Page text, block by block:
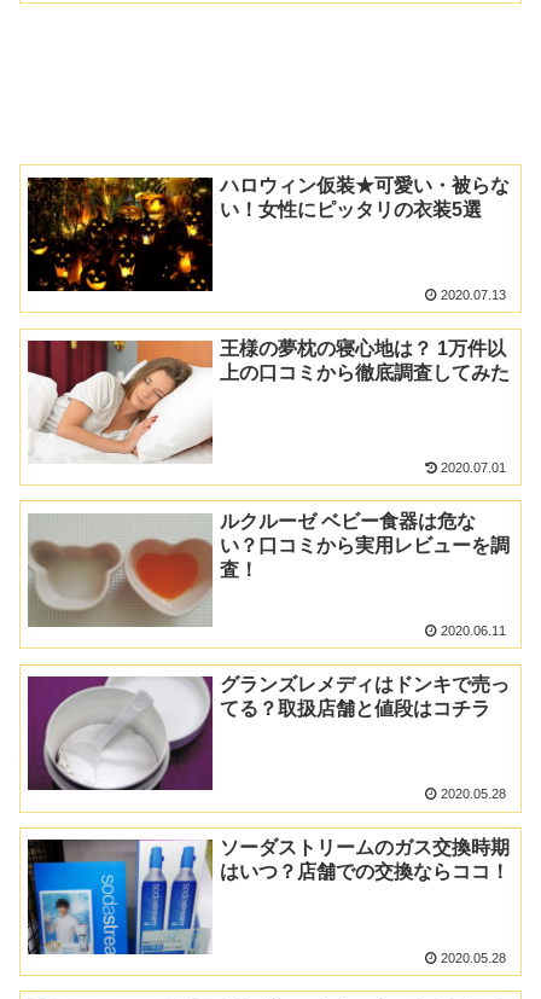
ハロウィン仮装★可愛い・被らな
い！女性にピッタリの衣装5選
2020.07.13
王様の夢枕の寝心地は？ 1万件以
上の口コミから徹底調査してみた
2020.07.01
ルクルーゼ ベビー食器は危な
い？口コミから実用レビューを調
査！
2020.06.11
グランズレメディはドンキで売っ
てる？取扱店舗と値段はコチラ
2020.05.28
ソーダストリームのガス交換時期
はいつ？店舗での交換ならココ！
2020.05.28